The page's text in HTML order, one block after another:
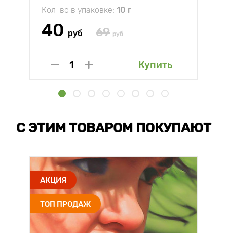
Кол-во в упаковке: 10 г
40 руб 69 руб
Купить
С ЭТИМ ТОВАРОМ ПОКУПАЮТ
АКЦИЯ
ТОП ПРОДАЖ